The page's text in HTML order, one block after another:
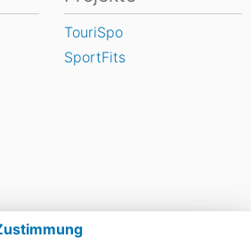
TouriSpo
SportFits